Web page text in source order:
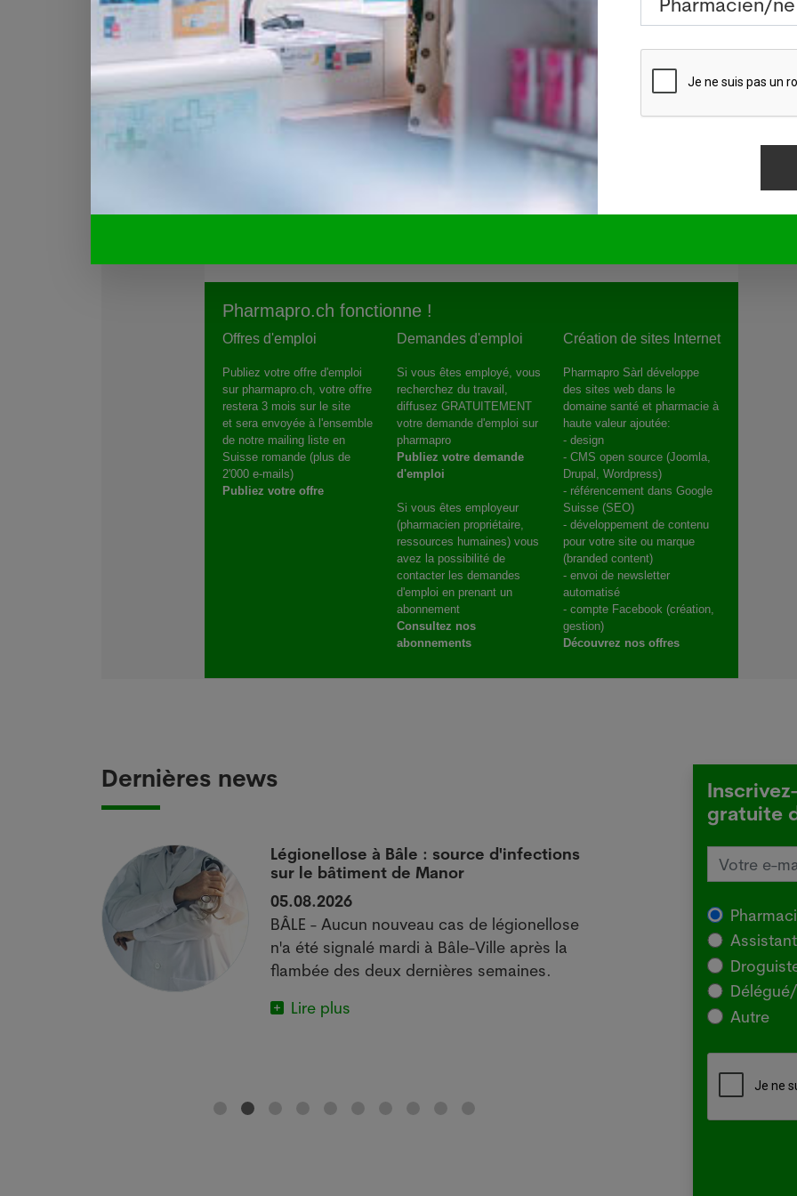
diabète à l'âge adulte
STOCKHOLM - Les adolescents qui
négligent le petit déjeuner, en le manquant
ou en le prenant qu'en partie, courent un
risque élevé de souffrir d'hyperglycémie...
Lire (Creapharma)
Pharmapro.ch fonctionne !
Offres d'emploi
Publiez votre offre d'emploi
sur pharmapro.ch, votre offre
restera 3 mois sur le site
et sera envoyée à l'ensemble
de notre mailing liste en
Suisse romande (plus de
2'000 e-mails)
Publiez votre offre
Demandes d'emploi
Si vous êtes employé, vous
recherchez du travail,
diffusez GRATUITEMENT
votre demande d'emploi sur
pharmapro
Publiez votre demande
d'emploi
Si vous êtes employeur
(pharmacien propriétaire,
ressources humaines) vous
avez la possibilité de
contacter les demandes
d'emploi en prenant un
abonnement
Consultez nos
abonnements
Création de sites Internet
Pharmapro Sàrl développe
des sites web dans le
domaine santé et pharmacie à
haute valeur ajoutée:
- design
- CMS open source (Joomla,
Drupal, Wordpress)
- référencement dans Google
Suisse (SEO)
- développement de contenu
pour votre site ou marque
(branded content)
- envoi de newsletter
automatisé
- compte Facebook (création,
gestion)
Découvrez nos offres
Dernières news
Légionellose à Bâle : source d'infections
sur le bâtiment de Manor
05.08.2026
BÂLE - Aucun nouveau cas de légionellose
n'a été signalé mardi à Bâle-Ville après la
flambée des deux dernières semaines.
Lire plus
pour
chez
gratuite
Autre